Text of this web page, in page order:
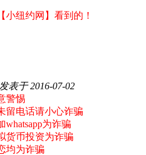
小纽约网】看到的！
发表于 2016-07-02
警惕
留电话请小心诈骗
whatsapp为诈骗
货币投资为诈骗
均为诈骗